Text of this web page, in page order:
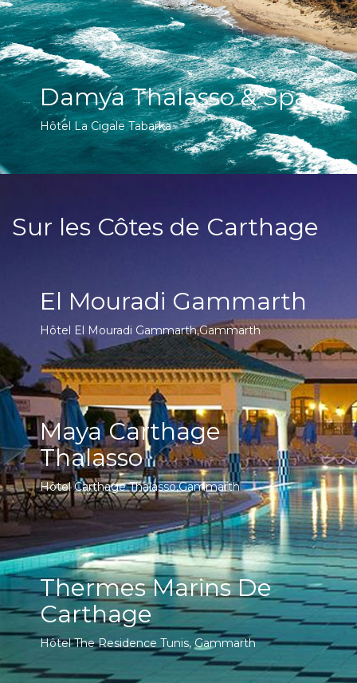
Damya Thalasso & Spa
Hôtel La Cigale Tabarka
Sur les Côtes de Carthage
El Mouradi Gammarth
Hôtel El Mouradi Gammarth,Gammarth
Maya Carthage
Thalasso
Hôtel Carthage Thalasso,Gammarth
Thermes Marins De
Carthage
Hôtel The Residence Tunis, Gammarth